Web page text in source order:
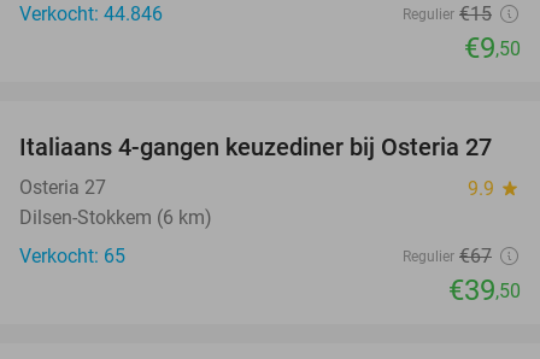
Verkocht: 44.846
Regulier €15
€9,50
41%
Italiaans 4-gangen keuzediner bij Osteria 27
Osteria 27 9.9 star
Dilsen-Stokkem (6 km)
Verkocht: 65
Regulier €67
€39,50